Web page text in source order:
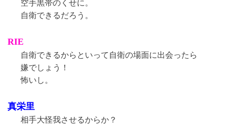
空手黒帯のくせに。
自衛できるだろう。
RIE
自衛できるからといって自衛の場面に出会ったら
嫌でしょう！
怖いし。
真栄里
相手大怪我させるからか？